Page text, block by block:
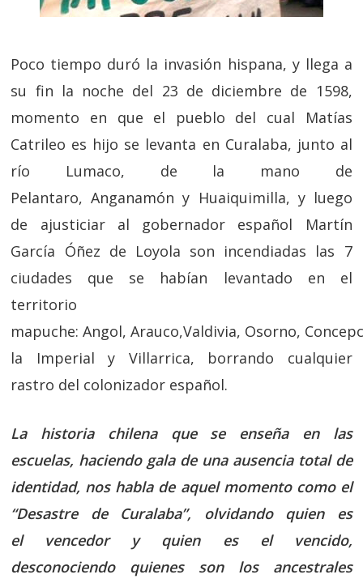
Poco tiempo duró la invasión hispana, y llega a
su fin la noche del 23 de diciembre de 1598,
momento en que el pueblo del cual Matías
Catrileo es hijo se levanta en Curalaba, junto al
río Lumaco, de la mano de
Pelantaro, Anganamón y Huaiquimilla, y luego
de ajusticiar al gobernador español Martín
García Óñez de Loyola son incendiadas las 7
ciudades que se habían levantado en el
territorio
mapuche: Angol, Arauco,Valdivia, Osorno,
la Imperial y Villarrica, borrando cualquier
rastro del colonizador español.
La historia chilena que se enseña en las
escuelas, haciendo gala de una ausencia total de
identidad, nos habla de aquel momento como el
“Desastre de Curalaba”, olvidando quien es
el vencedor y quien es el vencido,
desconociendo quienes son los ancestrales